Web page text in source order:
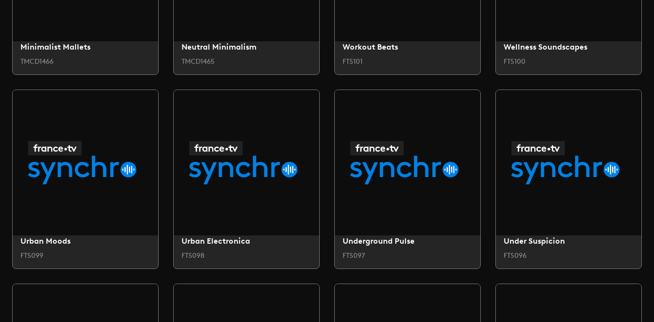
Minimalist Mallets
TMCD1466
Neutral Minimalism
TMCD1465
Workout Beats
FTS101
Wellness Soundscapes
FTS100
Urban Moods
FTS099
Urban Electronica
FTS098
Underground Pulse
FTS097
Under Suspicion
FTS096